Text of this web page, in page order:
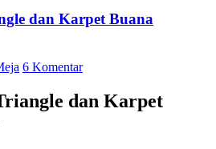
dan Karpet Buana
6 Komentar
dan Karpet